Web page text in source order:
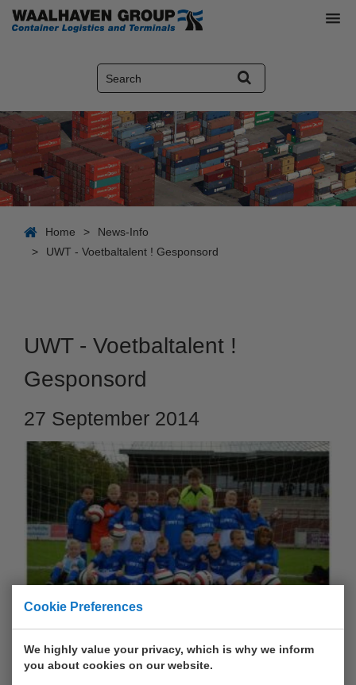
Cookie Preferences
We highly value your privacy, which is why we inform
you about cookies on our website.
Home >
News-Info
>
UWT - Voetbaltalent ! Gesponsord
UWT - Voetbaltalent !
Gesponsord
27 September 2014
afgelopen zaterdag de eerste wedstrijd in hun nieuwe tenue
voorzien van het UWT-logo.